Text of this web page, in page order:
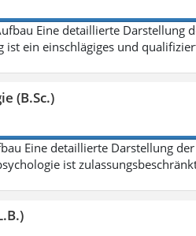
Eine detaillierte Darstellung
ist ein einschlägiges und
(B.Sc.)
Eine detaillierte Darstellung
ist